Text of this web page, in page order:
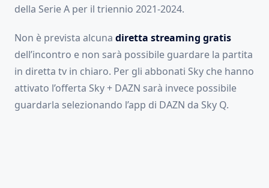
della Serie A per il triennio 2021-2024.
Non è prevista alcuna diretta streaming gratis
dell’incontro e non sarà possibile guardare la partita
in diretta tv in chiaro. Per gli abbonati Sky che hanno
attivato l’offerta Sky + DAZN sarà invece possibile
guardarla selezionando l’app di DAZN da Sky Q.